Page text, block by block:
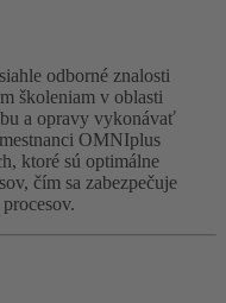
odborné znalosti
školeniam v oblasti
a opravy vykonávať
OMNIplus
ktoré sú optimálne
čím sa zabezpečuje